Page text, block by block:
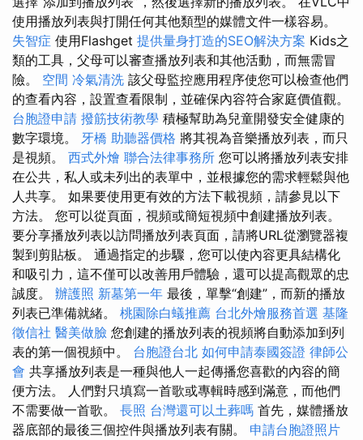
使用播放列表與打開任何其他類型的媒體文件一樣容易。
失智症 使用Flashget 提供量身打造的SEO解決方案 Kids之
類的工具，父母可以審查播放列表和其他活動，而無需冒
險。 空間 冷氣清洗 該父母監控應用程序使您可以檢查他們
的查看內容，設置查看限制，並確保內容符合家庭價值觀。
台胞證申請 撥筋技術教學 積極幫助為兒童開發安全健康的
數字環境。 牙橋 助聽器價格 將其視為音樂播放列表，而只
是視頻。 西式外燴 聯合法律事務所 您可以將播放列表安排
在公共，私人或未列出的表單中，並根據您的需求輕鬆與他
人共享。 如果要使用更有效的方法下載視頻，請參見以下
方法。 您可以從頁面，視頻或簡短視頻中創建播放列表。
要分享播放列表以訪問播放列表頁面，請將URL從瀏覽器複
製到剪貼板。 通過指定的步驟，您可以使內容更具結構化
和吸引力，這不僅可以改善用戶體驗，還可以提高觀眾的忠
誠度。 辦護照 新墓第一年 最後，單擊“創建”，而新的播放
列表已準備就緒。 桃園除白蟻推薦 台北外燴服務首選 基隆
徵信社 醫美做臉 您創建的播放列表的視頻將自動添加到列
表的第一個視頻中。 台胞證台北 如何申請泰國簽證 律師公
會 共享播放列表是一種與他人一起傳播您喜歡的內容的簡
便方法。 人們對只填寫一首歌或專輯時感到滿意，而他們
不需要做一首歌。 長照 台灣還可以土葬嗎 首先，媒體播放
器底部的最後三個控件與播放列表有關。 申請台胞證照片